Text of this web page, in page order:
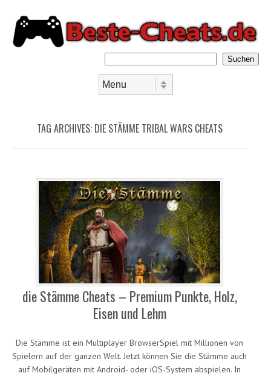
Suchen
TAG ARCHIVES: DIE STÄMME TRIBAL WARS CHEATS
die Stämme Cheats – Premium Punkte, Holz,
Eisen und Lehm
Die Stämme ist ein Multiplayer BrowserSpiel mit Millionen von
Spielern auf der ganzen Welt. Jetzt können Sie die Stämme auch
auf Mobilgeräten mit Android- oder iOS-System abspielen. In